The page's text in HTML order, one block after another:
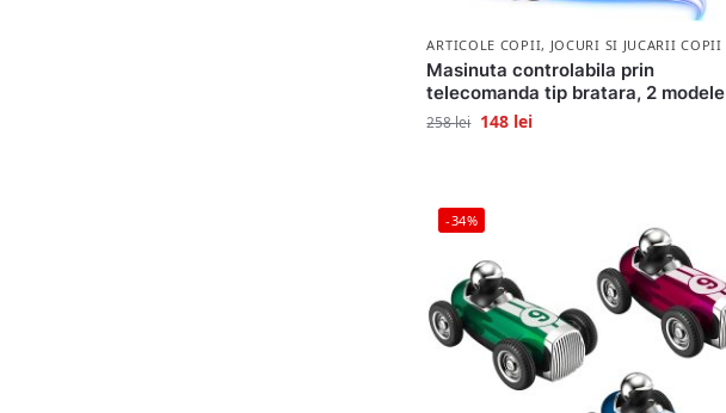
ARTICOLE COPII, JOCURI SI JUCARII COPII
Masinuta controlabila prin
telecomanda tip bratara, 2 modele
258lei 148 lei
-34%